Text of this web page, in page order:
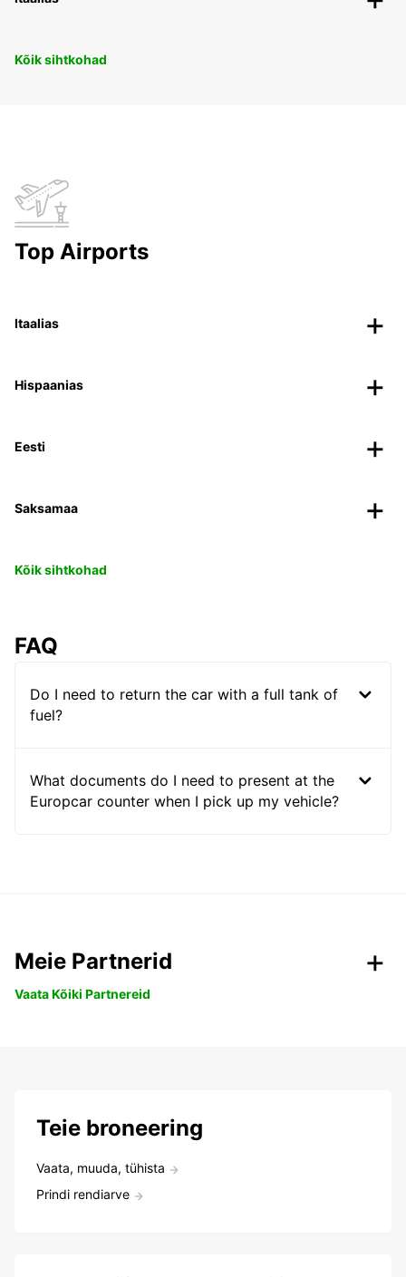
Kõik sihtkohad
Top Airports
Itaalias
Hispaanias
Eesti
Saksamaa
Kõik sihtkohad
FAQ
Do I need to return the car with a full tank of
fuel?
What documents do I need to present at the
Europcar counter when I pick up my vehicle?
Meie Partnerid
Vaata Kõiki Partnereid
Teie broneering
Vaata, muuda, tühista
Prindi rendiarve